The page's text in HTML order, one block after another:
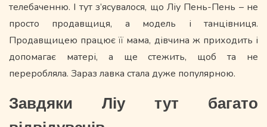
телебаченню. І тут з’ясувалося, що Ліу Пень-Пень – не
просто продавщиця, а модель і танцівниця.
Продавщицею працює її мама, дівчина ж приходить і
допомагає матері, а ще стежить, щоб та не
переробляла. Зараз лавка стала дуже популярною.
Завдяки Ліу тут багато